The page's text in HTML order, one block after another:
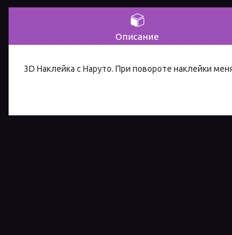
Описание
3D Наклейка с Наруто. При повороте наклейки